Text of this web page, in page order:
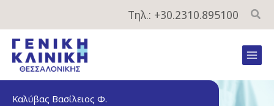
περιεχόμενο
Τηλ.: +30.2310.895100
Καλύβας Βασίλειος Φ.